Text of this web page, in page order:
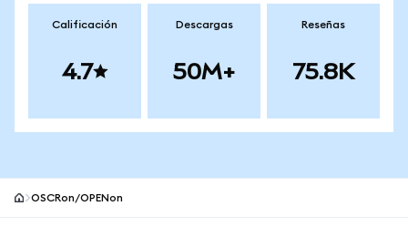
Calificación
4.7
Descargas
50M+
Reseñas
75.8K
OSCRon/OPENon